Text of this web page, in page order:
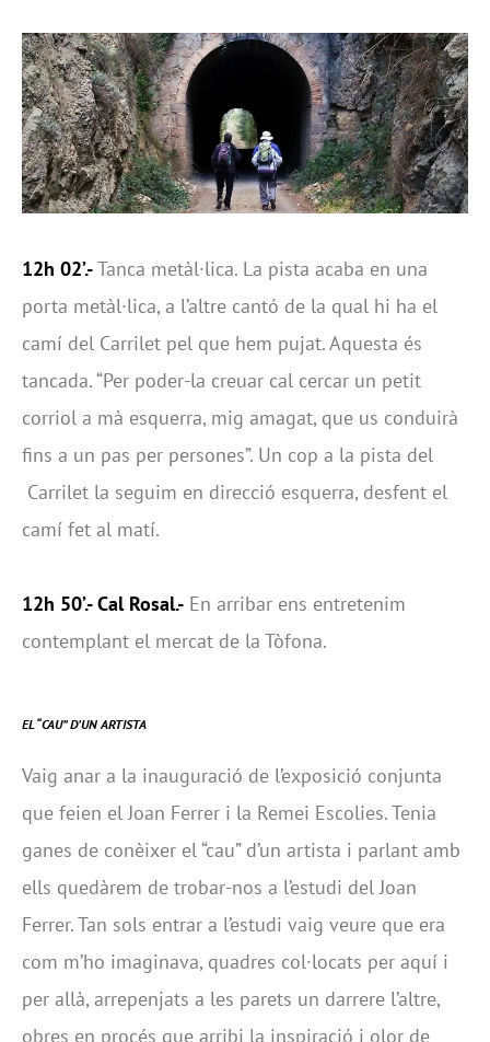
12h 02’.-Tanca metàl·lica. La pista acaba en una
porta metàl·lica, a l’altre cantó de la qual hi ha el
camí del Carrilet pel que hem pujat. Aquesta és
tancada. “Per poder-la creuar cal cercar un petit
corriol a mà esquerra, mig amagat, que us conduirà
fins a un pas per persones”. Un cop a la pista del
Carrilet la seguim en direcció esquerra, desfent el
camí fet al matí.
12h 50’.- Cal Rosal.- En arribar ens entretenim
contemplant el mercat de la Tòfona.
EL “CAU” D’UN ARTISTA
Vaig anar a la inauguració de l’exposició conjunta
que feien el Joan Ferrer i la Remei Escolies. Tenia
ganes de conèixer el “cau” d’un artista i parlant amb
ells quedàrem de trobar-nos a l’estudi del Joan
Ferrer. Tan sols entrar a l’estudi vaig veure que era
com m’ho imaginava, quadres col·locats per aquí i
per allà, arrepenjats a les parets un darrere l’altre,
obres en procés que arribi la inspiració i olor de